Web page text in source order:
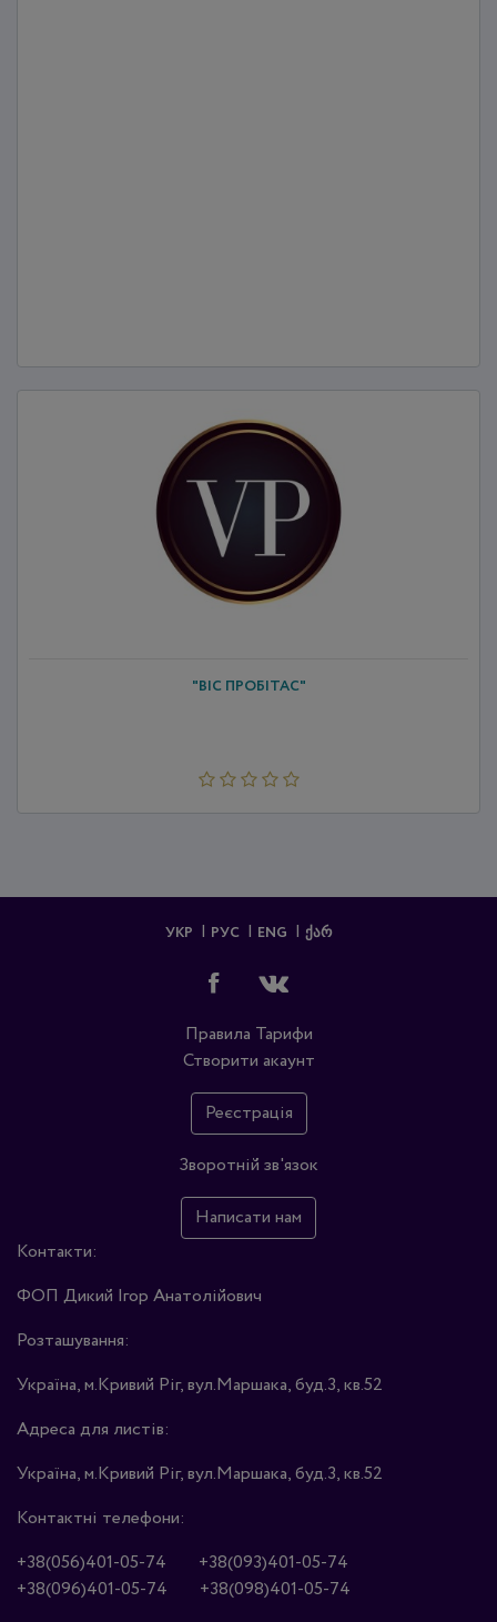
"ВІС ПРОБІТАС"
УКР РУС ENG ᲥᲐᲠ
Правила Тарифи
Створити акаунт
Реєстрація
Зворотній зв'язок
Написати нам
Контакти:
ФОП Дикий Ігор Анатолійович
Розташування:
Україна, м.Кривий Ріг, вул.Маршака, буд.3, кв.52
Адреса для листів:
Україна, м.Кривий Ріг, вул.Маршака, буд.3, кв.52
Контактні телефони:
+38(056)401-05-74
+38(093)401-05-74
+38(096)401-05-74
+38(098)401-05-74